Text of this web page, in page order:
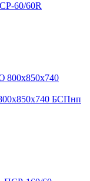
60/60R
БСПнп